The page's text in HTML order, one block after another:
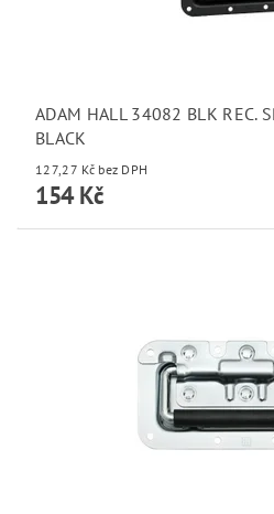
ADAM HALL 34082 BLK REC.
BLACK
127,27 Kč bez DPH
154 Kč